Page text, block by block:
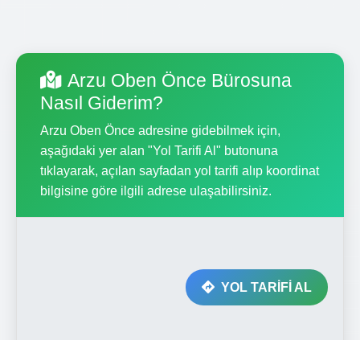
Arzu Oben Önce Bürosuna
Nasıl Giderim?
Arzu Oben Önce adresine gidebilmek için,
aşağıdaki yer alan "Yol Tarifi Al" butonuna
tıklayarak, açılan sayfadan yol tarifi alıp koordinat
bilgisine göre ilgili adrese ulaşabilirsiniz.
YOL TARİFİ AL